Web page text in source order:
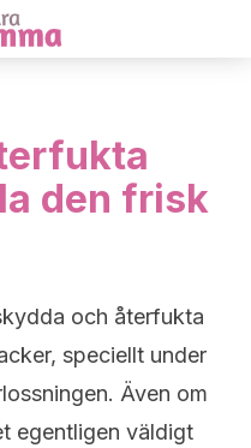
den frisk
och återfukta
speciellt under
Även om
egentligen väldigt